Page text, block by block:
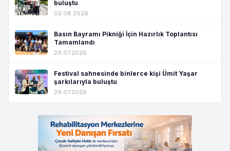
buluştu
03.08.2026
Basın Bayramı Pikniği İçin Hazırlık Toplantısı
Tamamlandı
29.07.2026
Festival sahnesinde binlerce kişi Ümit Yaşar
şarkılarıyla buluştu
29.07.2026